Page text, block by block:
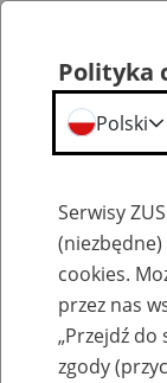
Katalog usług - firmy
Polityka
Polski
Serwisy
cookies.
przez nas
„Przejdź
zgody